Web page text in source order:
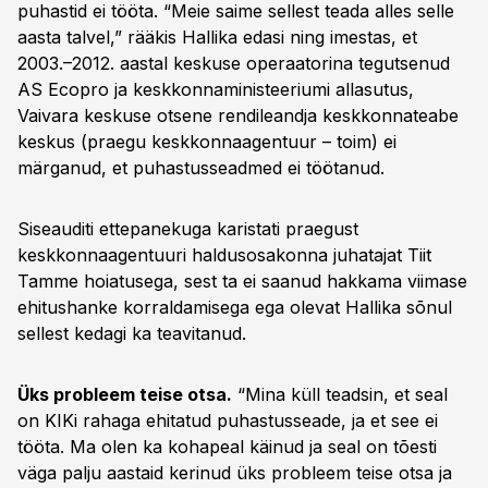
puhastid ei tööta. “Meie saime sellest teada alles selle
aasta talvel,” rääkis Hallika edasi ning imestas, et
2003.–2012. aastal keskuse operaatorina tegutsenud
AS Ecopro ja keskkonnaministeeriumi allasutus,
Vaivara keskuse otsene rendileandja keskkonnateabe
keskus (praegu keskkonnaagentuur – toim) ei
märganud, et puhastusseadmed ei töötanud.
Siseauditi ettepanekuga karistati praegust
keskkonnaagentuuri haldusosakonna juhatajat Tiit
Tamme hoiatusega, sest ta ei saanud hakkama viimase
ehitushanke korraldamisega ega olevat Hallika sõnul
sellest kedagi ka teavitanud.
Üks probleem teise otsa. “Mina küll teadsin, et seal
on KIKi rahaga ehitatud puhastusseade, ja et see ei
tööta. Ma olen ka kohapeal käinud ja seal on tõesti
väga palju aastaid kerinud üks probleem teise otsa ja